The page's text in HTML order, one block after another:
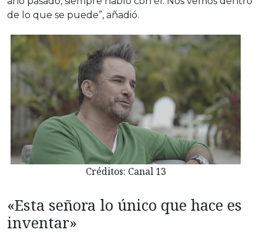
de lo que se puede”, añadió.
Créditos: Canal 13
«Esta señora lo único que hace es
inventar»